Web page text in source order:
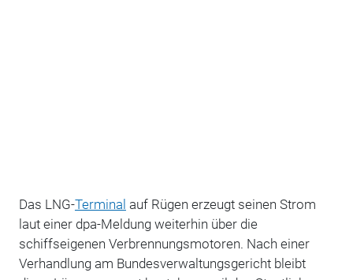
Das LNG-Terminal auf Rügen erzeugt seinen Strom
laut einer dpa-Meldung weiterhin über die
schiffseigenen Verbrennungsmotoren. Nach einer
Verhandlung am Bundesverwaltungsgericht bleibt